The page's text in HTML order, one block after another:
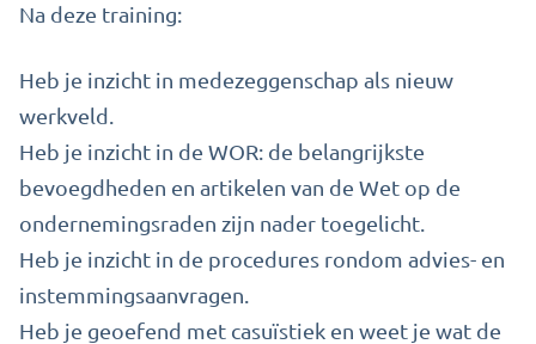
Na deze training:
Heb je inzicht in medezeggenschap als nieuw
werkveld.
Heb je inzicht in de WOR: de belangrijkste
bevoegdheden en artikelen van de Wet op de
ondernemingsraden zijn nader toegelicht.
Heb je inzicht in de procedures rondom advies- en
instemmingsaanvragen.
Heb je geoefend met casuïstiek en weet je wat de